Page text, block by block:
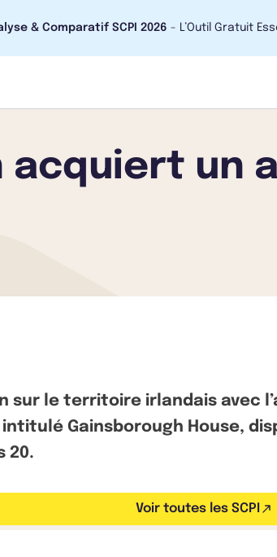
& Comparatif SCPI 2026 - L’Outil Gratuit
acquiert un
sur le territoire irlandais avec
Gainsborough House,
20.
Voir toutes les SCPI